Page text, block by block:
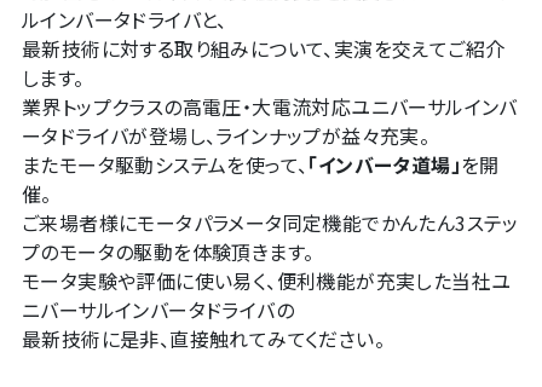
ルインバータドライバと、
最新技術に対する取り組みについて、実演を交えてご紹介
します。
業界トップクラスの高電圧・大電流対応ユニバーサルインバ
ータドライバが登場し、ラインナップが益々充実。
またモータ駆動システムを使って、「インバータ道場」を開
催。
ご来場者様にモータパラメータ同定機能でかんたん3ステッ
プのモータの駆動を体験頂きます。
モータ実験や評価に使い易く、便利機能が充実した当社ユ
ニバーサルインバータドライバの
最新技術に是非、直接触れてみてください。